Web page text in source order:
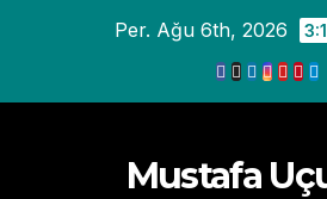
Per. Ağu 6th, 2026
Mustafa